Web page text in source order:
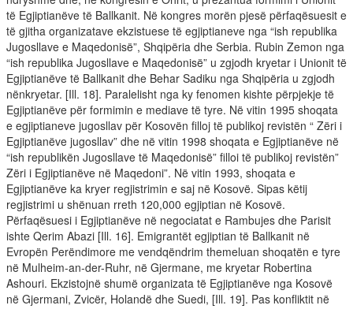
të Egjiptianëve të Ballkanit. Në kongres morën pjesë përfaqësuesit e
të gjitha organizatave ekzistuese të egjiptianeve nga “ish republika
Jugosllave e Maqedonisë”, Shqipëria dhe Serbia. Rubin Zemon nga
“ish republika Jugosllave e Maqedonisë” u zgjodh kryetar i Unionit të
Egjiptianëve të Ballkanit dhe Behar Sadiku nga Shqipëria u zgjodh
nënkryetar. [Ill. 18]. Paralelisht nga ky fenomen kishte përpjekje të
Egjiptianëve për formimin e mediave të tyre. Në vitin 1995 shoqata
e egjiptianeve jugosllav për Kosovën filloj të publikoj revistën “ Zëri i
Egjiptianëve jugosllav” dhe në vitin 1998 shoqata e Egjiptianëve në
“ish republikën Jugosllave të Maqedonisë” filloi të publikoj revistën”
Zëri i Egjiptianëve në Maqedoni”. Në vitin 1993, shoqata e
Egjiptianëve ka kryer regjistrimin e saj në Kosovë. Sipas këtij
regjistrimi u shënuan rreth 120,000 egjiptian në Kosovë.
Përfaqësuesi i Egjiptianëve në negociatat e Rambujes dhe Parisit
ishte Qerim Abazi [Ill. 16]. Emigrantët egjiptian të Ballkanit në
Evropën Perëndimore me vendqëndrim themeluan shoqatën e tyre
në Mulheim-an-der-Ruhr, në Gjermane, me kryetar Robertina
Ashouri. Ekzistojnë shumë organizata të Egjiptianëve nga Kosovë
në Gjermani, Zvicër, Holandë dhe Suedi, [Ill. 19]. Pas konfliktit në